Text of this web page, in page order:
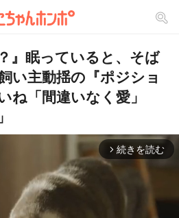
』眠っていると、そば
い主動揺の『ポジショ
ね「間違いなく愛」
arrow_forward_ios 続きを読む